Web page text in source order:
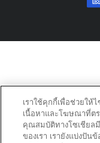
เราใช้คุกกี้เพื่อช่วยให้
เนื้อหาและโฆษณาที่ต
คุณสมบัติทางโซเชียลมี
ของเรา เรายังแบ่งปัน